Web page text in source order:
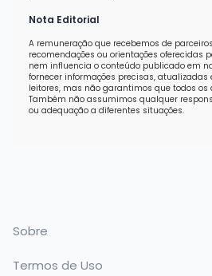
Nota Editorial
A remuneração que recebemos de
recomendações ou orientações oferecidas
nem influencia o conteúdo publicado em
fornecer informações precisas, atualizadas
leitores, mas não garantimos que todos
Também não assumimos qualquer
ou adequação a diferentes situações.
Sobre
Termos de Uso